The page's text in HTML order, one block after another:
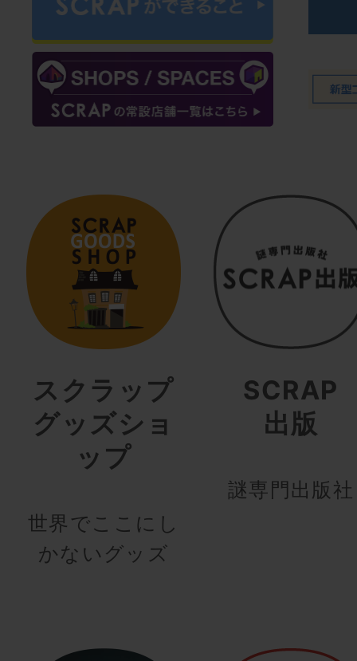
スクラップ
グッズショ
ップ
世界でここにし
かないグッズ
SCRAP
出版
謎専門出版社